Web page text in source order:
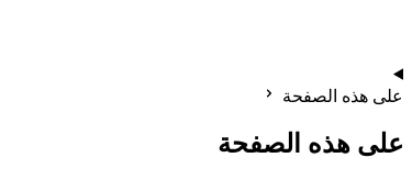
على هذه الصفحة
على هذه الصفحة